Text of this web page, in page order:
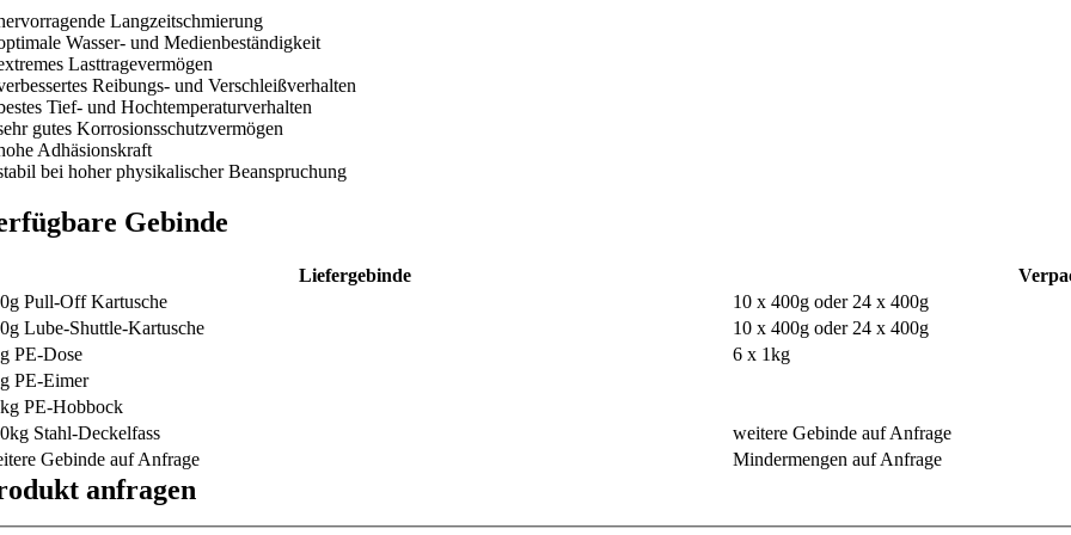
Langzeitschmierung
Wasser- und Medienbeständigkeit
Lasttragevermögen
Reibungs- und Verschleißverhalten
Tief- und Hochtemperaturverhalten
gutes Korrosionsschutzvermögen
Adhäsionskraft
bei hoher physikalischer Beanspruchung
Gebinde
Liefergebinde
Pull-Off Kartusche
10 x 400g oder 24 x 400g
Lube-Shuttle-Kartusche
10 x 400g oder 24 x 400g
PE-Dose
6 x 1kg
PE-Eimer
PE-Hobbock
Stahl-Deckelfass
weitere Gebinde auf Anfrage
Gebinde auf Anfrage
Mindermengen auf Anfrage
anfragen